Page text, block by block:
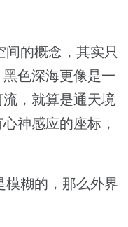
的概念，其实只
色深海更像是一
，就算是通天境
神感应的座标，
糊的，那么外界